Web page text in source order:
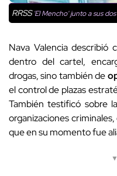
RRSS'El Mencho' junto a sus dos
Nava Valencia describió
dentro del cartel,
drogas, sino también de
el control de plazas
También testificó sobre
organizaciones
que en su momento fue